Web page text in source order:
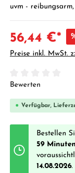
uvm -
56,44 €*
Preise inkl. MwSt.
Durchschnittliche
Bewerten
Verfügbar,
Bestellen
59 Minuten
14.08.2026.